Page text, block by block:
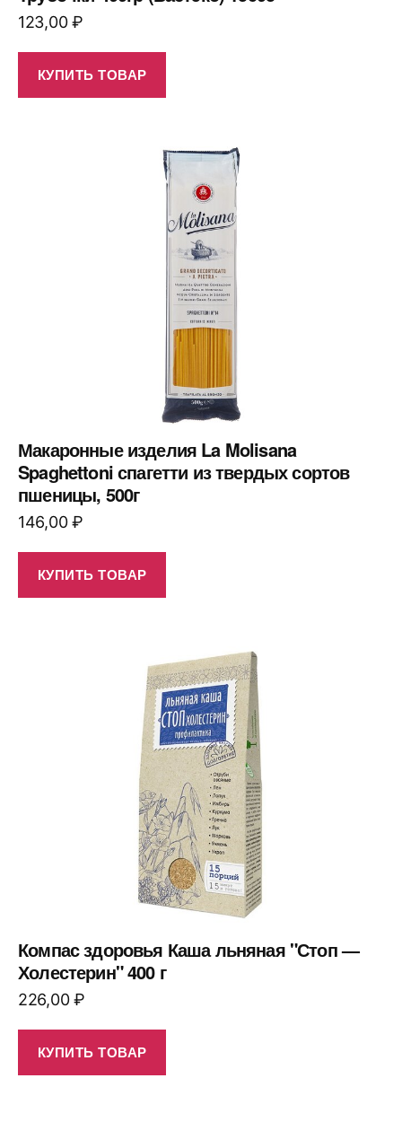
123,00₽
КУПИТЬ ТОВАР
Макаронные изделия La Molisana
Spaghettoni спагетти из твердых сортов
пшеницы, 500г
146,00₽
КУПИТЬ ТОВАР
Компас здоровья Каша льняная "Стоп —
Холестерин" 400 г
226,00₽
КУПИТЬ ТОВАР